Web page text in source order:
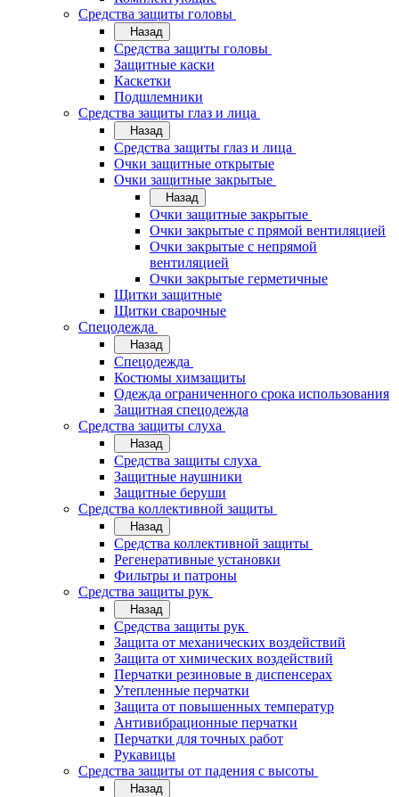
Средства защиты головы
Назад
Средства защиты головы
Защитные каски
Каскетки
Подшлемники
Средства защиты глаз и лица
Назад
Средства защиты глаз и лица
Очки защитные открытые
Очки защитные закрытые
Назад
Очки защитные закрытые
Очки закрытые с прямой вентиляцией
Очки закрытые с непрямой
вентиляцией
Очки закрытые герметичные
Щитки защитные
Щитки сварочные
Спецодежда
Назад
Спецодежда
Костюмы химзащиты
Одежда ограниченного срока использования
Защитная спецодежда
Средства защиты слуха
Назад
Средства защиты слуха
Защитные наушники
Защитные беруши
Средства коллективной защиты
Назад
Средства коллективной защиты
Регенеративные установки
Фильтры и патроны
Средства защиты рук
Назад
Средства защиты рук
Защита от механических воздействий
Защита от химических воздействий
Перчатки резиновые в диспенсерах
Утепленные перчатки
Защита от повышенных температур
Антивибрационные перчатки
Перчатки для точных работ
Рукавицы
Средства защиты от падения с высоты
Назад